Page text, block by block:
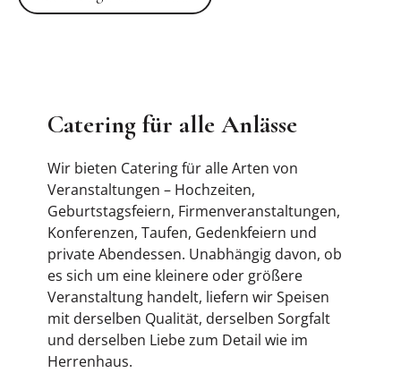
Catering für alle Anlässe
Wir bieten Catering für alle Arten von
Veranstaltungen – Hochzeiten,
Geburtstagsfeiern, Firmenveranstaltungen,
Konferenzen, Taufen, Gedenkfeiern und
private Abendessen. Unabhängig davon, ob
es sich um eine kleinere oder größere
Veranstaltung handelt, liefern wir Speisen
mit derselben Qualität, derselben Sorgfalt
und derselben Liebe zum Detail wie im
Herrenhaus.